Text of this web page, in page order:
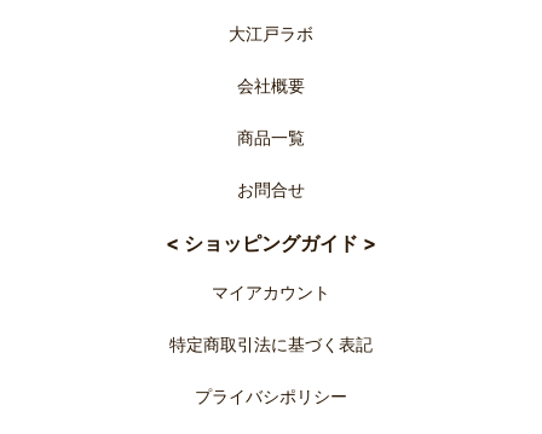
大江戸ラボ
会社概要
商品一覧
お問合せ
< ショッピングガイド >
マイアカウント
特定商取引法に基づく表記
プライバシポリシー